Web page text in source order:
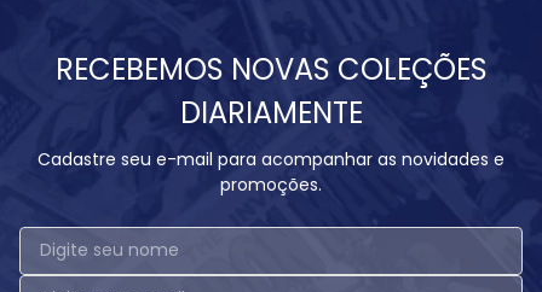
RECEBEMOS NOVAS COLEÇÕES
DIARIAMENTE
Cadastre seu e-mail para acompanhar as novidades e
promoções.